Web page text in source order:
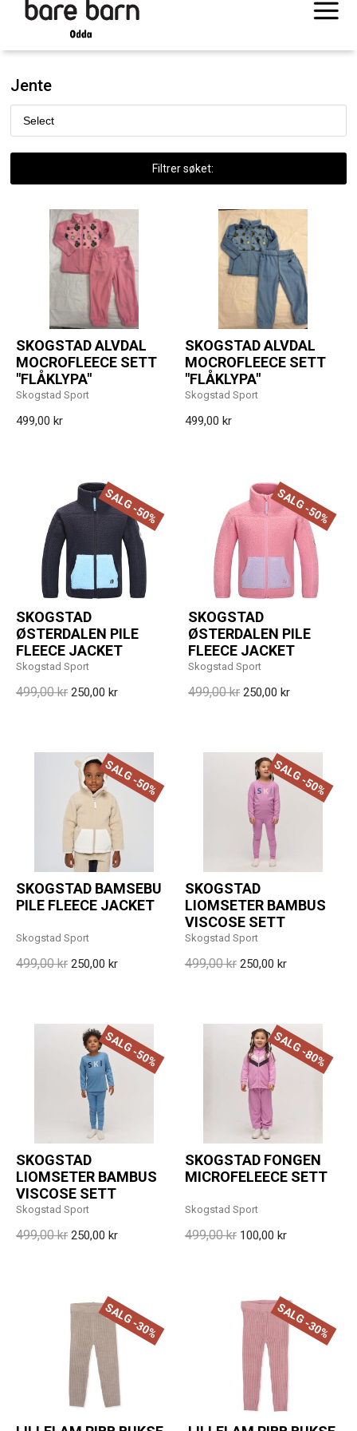
Jente
Filtrer søket:
SKOGSTAD ALVDAL
MOCROFLEECE SETT
"FLÅKLYPA"
Skogstad Sport
499,00 kr
SKOGSTAD ALVDAL
MOCROFLEECE SETT
"FLÅKLYPA"
Skogstad Sport
499,00 kr
SKOGSTAD
ØSTERDALEN PILE
FLEECE JACKET
Skogstad Sport
499,00 kr 250,00 kr
SALG -50%
SKOGSTAD
ØSTERDALEN PILE
FLEECE JACKET
Skogstad Sport
499,00 kr 250,00 kr
SALG -50%
SKOGSTAD BAMSEBU
PILE FLEECE JACKET
Skogstad Sport
499,00 kr 250,00 kr
SALG -50%
SKOGSTAD
LIOMSETER BAMBUS
VISCOSE SETT
Skogstad Sport
499,00 kr 250,00 kr
SALG -50%
SKOGSTAD
LIOMSETER BAMBUS
VISCOSE SETT
Skogstad Sport
499,00 kr 250,00 kr
SALG -50%
SKOGSTAD FONGEN
MICROFELEECE SETT
Skogstad Sport
499,00 kr 100,00 kr
SALG -80%
SALG -30% SALG -30%